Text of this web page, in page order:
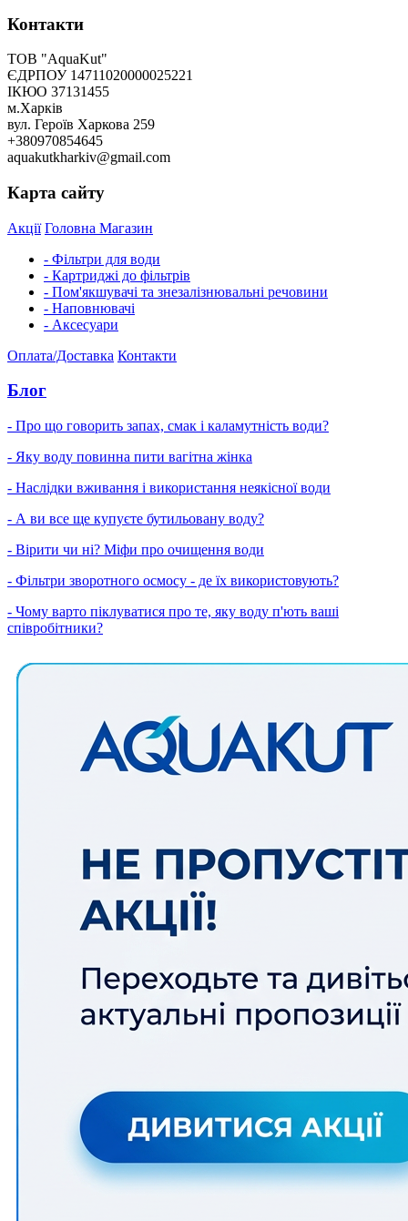
Контакти
ТОВ "AquaKut"
ЄДРПОУ 14711020000025221
ІКЮО 37131455
м.Харків
вул. Героїв Харкова 259
+380970854645
aquakutkharkiv@gmail.com
Карта сайту
Акції Головна Магазин
- Фільтри для води
- Картриджі до фільтрів
- Пом'якшувачі та знезалізнювальні речовини
- Наповнювачі
- Аксесуари
Оплата/Доставка Контакти
Блог
- Про що говорить запах, смак і каламутність води?
- Яку воду повинна пити вагітна жінка
- Наслідки вживання і використання неякісної води
- А ви все ще купуєте бутильовану воду?
- Вірити чи ні? Міфи про очищення води
- Фільтри зворотного осмосу - де їх використовують?
- Чому варто піклуватися про те, яку воду п'ють ваші
співробітники?